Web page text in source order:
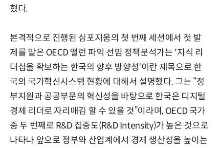
혔다.
본격적으로 진행된 심포지움의 첫 번째 세션에서 첫 발
제를 맡은 OECD 앨런 파익 선임 정책분석가는 '지식 리
더십을 확보하는 한국의 향후 방향성'이란 제목으로 한
국의 국가혁신시스템 현황에 대해서 설명했다. 그는 “정
부지원과 공공부문의 혁신성을 바탕으로 한국은 디지털
경제 리더로 자리매김 할 수 있을 것”이라며, OECD 국가
중 두 번째로 R&D 집중도(R&D Intensity)가 높은 것으로
나타나 앞으로 정부와 산업계에서 경제 생산성을 높이는